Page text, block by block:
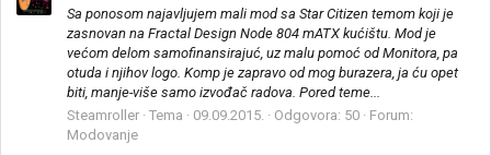
Sa ponosom najavljujem mali mod sa Star Citizen temom koji je
zasnovan na Fractal Design Node 804 mATX kućištu. Mod je
većom delom samofinansirajuć, uz malu pomoć od Monitora, pa
otuda i njihov logo. Komp je zapravo od mog burazera, ja ću opet
biti, manje-više samo izvođač radova. Pored teme...
Steamroller Tema 09.09.2015. Odgovora: 50
Forum:
Modovanje